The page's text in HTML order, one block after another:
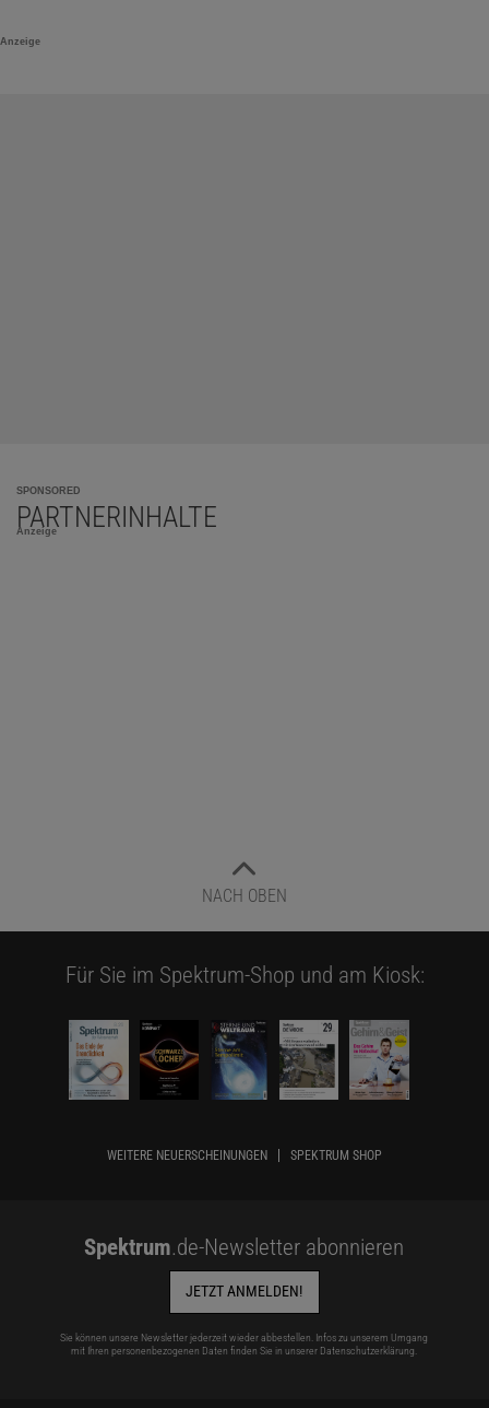
Anzeige
SPONSORED
PARTNERINHALTE
Anzeige
NACH OBEN
Für Sie im Spektrum-Shop und am Kiosk:
WEITERE NEUERSCHEINUNGEN SPEKTRUM SHOP
Spektrum.de-Newsletter abonnieren
JETZT ANMELDEN!
Sie können unsere Newsletter jederzeit wieder abbestellen. Infos zu unserem Umgang
mit Ihren personenbezogenen Daten finden Sie in unserer Datenschutzerklärung.